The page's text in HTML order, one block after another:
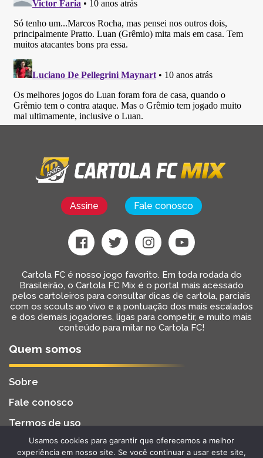
Assine Fale conosco
Cartola FC é nosso jogo favorito. Em toda rodada do
Brasileirão, o Cartola FC Mix é o portal mais acessado
pelos cartoleiros para consultar dicas de cartola, parciais
com os scouts ao vivo e a pontuação dos mais escalados
e dos demais jogadores, ligas para competir, e muito mais
conteúdo para mitar no Cartola FC!
Quem somos
Sobre
Fale conosco
Termos de uso
2022 - Todos os Direitos Reservados
Desenvolvido por BW2 Tecnologia
Usamos cookies para garantir que oferecemos a melhor
experiência em nosso site. Se você continuar a usar este site,